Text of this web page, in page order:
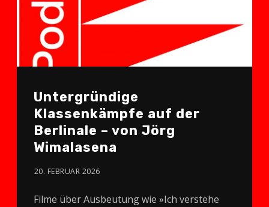
Untergründige
Klassenkämpfe auf der
Berlinale – von Jörg
Wimalasena
20. FEBRUAR 2026
Filme über Ausbeutung wie »Ich verstehe